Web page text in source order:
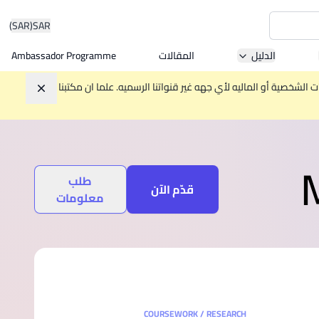
SAR
(SAR)
Asia
الدليل المقالات
Ambassador Programme
أو الماليه لأي جهه غير قنواتنا الرسميه. علما ان مكتبنا
تجاهل
قدّم الآن
طلب
معلومات
COURSEWORK / RESEARCH